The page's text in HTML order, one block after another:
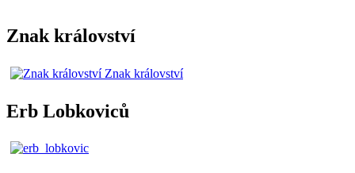
Znak království
Erb Lobkoviců